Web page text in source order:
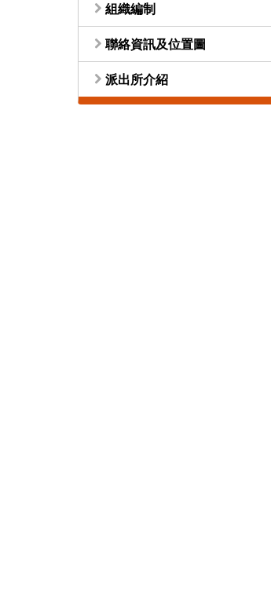
組織編制
聯絡資訊及位置圖
派出所介紹